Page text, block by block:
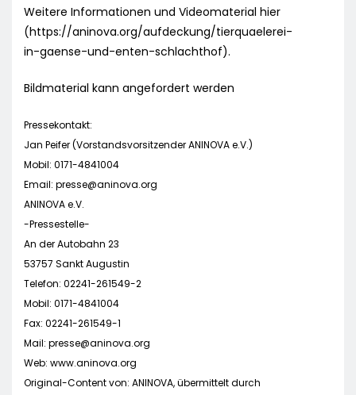
Weitere Informationen und Videomaterial hier
(https://aninova.org/aufdeckung/tierquaelerei-
in-gaense-und-enten-schlachthof).
Bildmaterial kann angefordert werden
Pressekontakt:
Jan Peifer (Vorstandsvorsitzender ANINOVA e.V.)
Mobil: 0171-4841004
Email: presse@aninova.org
ANINOVA e.V.
-Pressestelle-
An der Autobahn 23
53757 Sankt Augustin
Telefon: 02241-261549-2
Mobil: 0171-4841004
Fax: 02241-261549-1
Mail: presse@aninova.org
Web: www.aninova.org
Original-Content von: ANINOVA, übermittelt durch